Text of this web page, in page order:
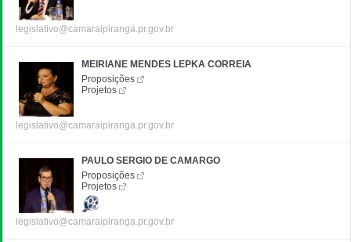
legislativo@camaraipiranga.pr.gov.br
MEIRIANE MENDES LEPKA CORREIA
Proposições
Projetos
legislativo@camaraipiranga.pr.gov.br
PAULO SERGIO DE CAMARGO
Proposições
Projetos
legislativo@camaraipiranga.pr.gov.br